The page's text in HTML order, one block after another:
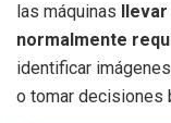
las máquinas llevar
normalmente
identificar
o tomar decisiones